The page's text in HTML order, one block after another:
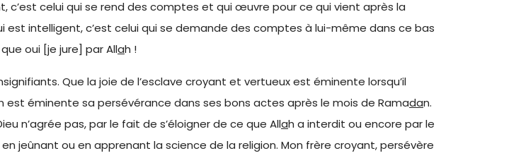
c’est celui qui se rend des comptes et qui œuvre pour ce qui vient après la
est intelligent, c’est celui qui se demande des comptes à lui-même dans ce bas
oui [je jure] par Allah !
Que la joie de l’esclave croyant et vertueux est éminente lorsqu’il
est éminente sa persévérance dans ses bons actes après le mois de Ramadan.
n’agrée pas, par le fait de s’éloigner de ce que Allah a interdit ou encore par le
jeûnant ou en apprenant la science de la religion. Mon frère croyant, persévère